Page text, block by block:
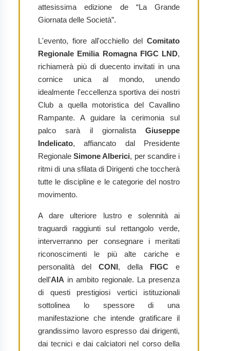
attesissima edizione de “La Grande
Giornata delle Società”.
L'evento, fiore all'occhiello del Comitato
Regionale Emilia Romagna FIGC LND,
richiamerà più di duecento invitati in una
cornice unica al mondo, unendo
idealmente l'eccellenza sportiva dei nostri
Club a quella motoristica del Cavallino
Rampante. A guidare la cerimonia sul
palco sarà il giornalista Giuseppe
Indelicato, affiancato dal Presidente
RegionaleSimone Alberici, per scandire i
ritmi di una sfilata di Dirigenti che toccherà
tutte le discipline e le categorie del nostro
movimento.
A dare ulteriore lustro e solennità ai
traguardi raggiunti sul rettangolo verde,
interverranno per consegnare i meritati
riconoscimenti le più alte cariche e
personalità del CONI, della FIGC e
dell'AIA in ambito regionale. La presenza
di questi prestigiosi vertici istituzionali
sottolinea lo spessore di una
manifestazione che intende gratificare il
grandissimo lavoro espresso dai dirigenti,
dai tecnici e dai calciatori nel corso della